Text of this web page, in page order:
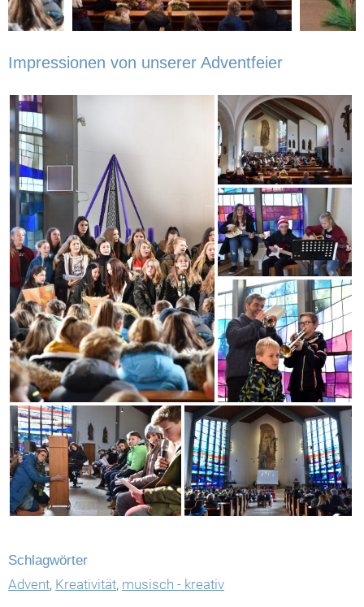
Impressionen von unserer Adventfeier
Schlagwörter
Advent, Kreativität, musisch - kreativ